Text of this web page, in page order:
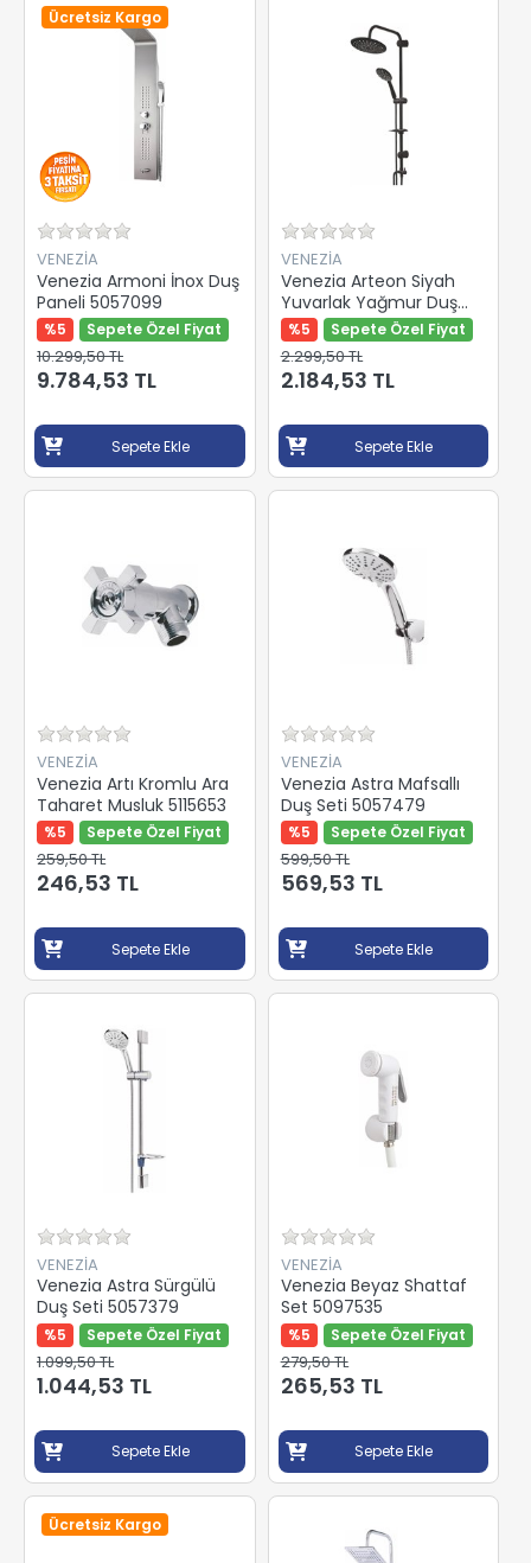
Ücretsiz Kargo
VENEZİA
Venezia Armoni İnox Duş
Paneli 5057099
%5 Sepete Özel Fiyat
10.299,50 TL
9.784,53 TL
Sepete Ekle
VENEZİA
Venezia Arteon Siyah
Yuvarlak Yağmur Duş
Seti 5057202
%5 Sepete Özel Fiyat
2.299,50 TL
2.184,53 TL
Sepete Ekle
VENEZİA
Venezia Artı Kromlu Ara
Taharet Musluk 5115653
%5 Sepete Özel Fiyat
259,50 TL
246,53 TL
Sepete Ekle
VENEZİA
Venezia Astra Mafsallı
Duş Seti 5057479
%5 Sepete Özel Fiyat
599,50 TL
569,53 TL
Sepete Ekle
VENEZİA
Venezia Astra Sürgülü
Duş Seti 5057379
%5 Sepete Özel Fiyat
1.099,50 TL
1.044,53 TL
Sepete Ekle
VENEZİA
Venezia Beyaz Shattaf
Set 5097535
%5 Sepete Özel Fiyat
279,50 TL
265,53 TL
Sepete Ekle
Ücretsiz Kargo